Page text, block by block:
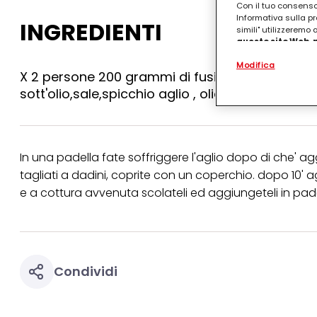
INGREDIENTI
X 2 persone 200 grammi di fusilli casarecci, 1
sott'olio,sale,spicchio aglio , olio extravergine 6
In una padella fate soffriggere l'aglio dopo di che'
tagliati a dadini, coprite con un coperchio. dopo 10'
e a cottura avvenuta scolateli ed aggiungeteli in
Condividi
Con il tuo
Informativa sulla
simili" utilizzeremo
questo sito
.
(rispettivamente
terzi, conservare
misurare e
Puoi trovare
collegata nel piè di
qualsiasi momento
collegata nel piè
periodo di
Se fai clic su
Modifica